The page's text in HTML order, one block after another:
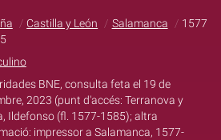
Castilla y León Salamanca
1577
BNE, consulta feta el 19 de
2023 (punt d'accés: Terranova y
Ildefonso (fl. 1577-1585); altra
impressor a Salamanca, 1577-